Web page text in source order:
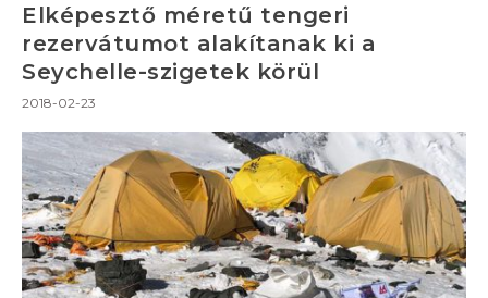
Elképesztő méretű tengeri
rezervátumot alakítanak ki a
Seychelle-szigetek körül
2018-02-23